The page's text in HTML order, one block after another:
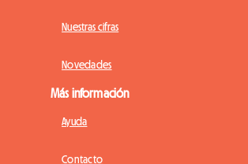
Nuestras cifras
Novedades
Más información
Ayuda
Contacto